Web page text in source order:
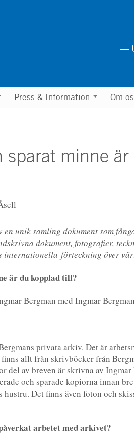
—
Press & Information Om
sparat minne är
unik samling dokument som
dokument, fotografier,
internationella förteckning över
är du kopplad till?
Bergman med Ingmar
privata arkiv. Det är
allt från skrivböcker från
del av breven är skrivna av Ingmar
och sparade kopiorna innan
Det finns även foton och
arbetet med arkivet?